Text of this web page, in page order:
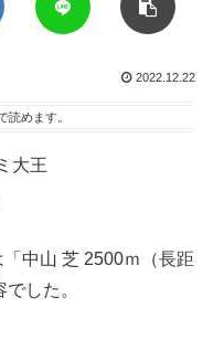
2022.12.22
読めます。
大王
中山 芝 2500ｍ（長距
した。